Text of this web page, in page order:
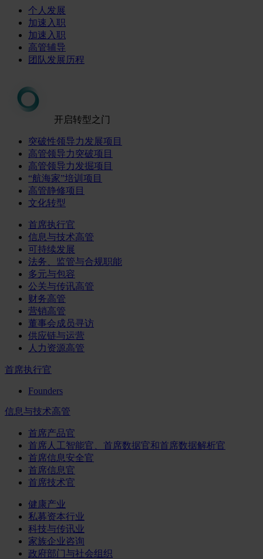
个人发展
加速入职
加速入职
高管辅导
团队发展历程
开启转型之门
突破性领导力发展项目
高管领导力突破项目
高管领导力发掘项目
“航海家”培训项目
高管静修项目
文化转型
首席执行官
信息与技术高管
可持续发展
法务、监管与合规职能
多元与包容
公关与传讯高管
财务高管
营销高管
董事会成员寻访
供应链与运营
人力资源高管
首席执行官
Founders
信息与技术高管
首席产品官
首席人工智能官、首席数据官和首席数据解析官
首席信息安全官
首席信息官
首席技术官
健康产业
私募资本行业
科技与传讯业
家族企业咨询
政府部门与社会组织